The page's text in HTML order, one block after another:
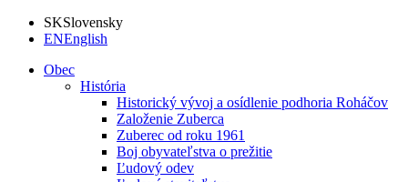
SKSlovensky
ENEnglish
Obec
História
Historický vývoj a osídlenie podhoria Roháčov
Založenie Zuberca
Zuberec od roku 1961
Boj obyvateľstva o prežitie
Ľudový odev